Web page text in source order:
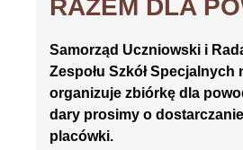
RAZEM DLA
Samorząd Uczniowski i
Zespołu Szkół Specjalnych
organizuje zbiórkę dla
dary prosimy o
placówki.